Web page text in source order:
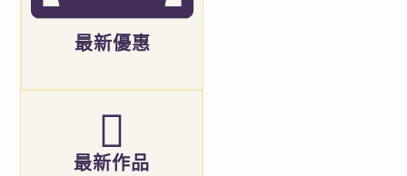
最新優惠
最新作品